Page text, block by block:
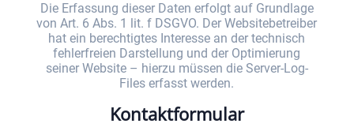
Die Erfassung dieser Daten erfolgt auf Grundlage
von Art. 6 Abs. 1 lit. f DSGVO. Der Websitebetreiber
hat ein berechtigtes Interesse an der technisch
fehlerfreien Darstellung und der Optimierung
seiner Website – hierzu müssen die Server-Log-
Files erfasst werden.
Kontaktformular